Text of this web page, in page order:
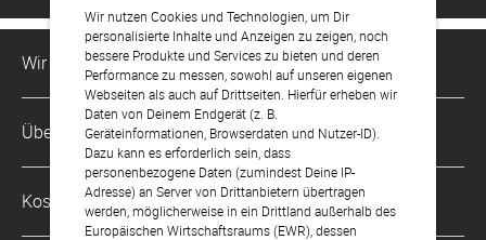
Wir nutzen Cookies und Technologien, um Dir
personalisierte Inhalte und Anzeigen zu zeigen, noch
bessere Produkte und Services zu bieten und deren
Performance zu messen, sowohl auf unseren eigenen
Webseiten als auch auf Drittseiten. Hierfür erheben wir
Daten von Deinem Endgerät (z. B.
Geräteinformationen, Browserdaten und Nutzer-ID).
Dazu kann es erforderlich sein, dass
personenbezogene Daten (zumindest Deine IP-
Adresse) an Server von Drittanbietern übertragen
werden, möglicherweise in ein Drittland außerhalb des
Europäischen Wirtschaftsraums (EWR), dessen
Wir sind für Dich da
Kundenservice-Hotline
0221 956 725 10
Mo. - Fr. von 9 bis 17 Uhr
kontakt@sendmoments.de
Über Uns
Philosophie
Karriere
Kostenlose Services